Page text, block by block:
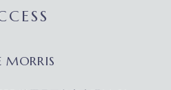
MORRIS